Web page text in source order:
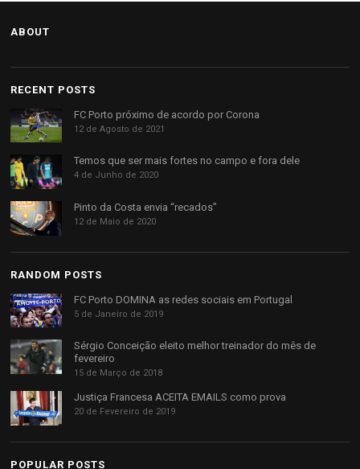
ABOUT
RECENT POSTS
FC Porto próximo de acordo por Corona
12 de Agosto de 2021
Temos que ser mais fortes no campo e fora dele
4 de Junho de 2020
Pinto da Costa envia “recados”
12 de Maio de 2020
RANDOM POSTS
FC Porto DOMINA as redes sociais em Portugal
5 de Janeiro de 2019
Sérgio Conceição eleito melhor treinador do mês de
fevereiro
15 de Março de 2018
Justiça Francesa ACEITA EMAILS como prova
20 de Fevereiro de 2019
POPULAR POSTS